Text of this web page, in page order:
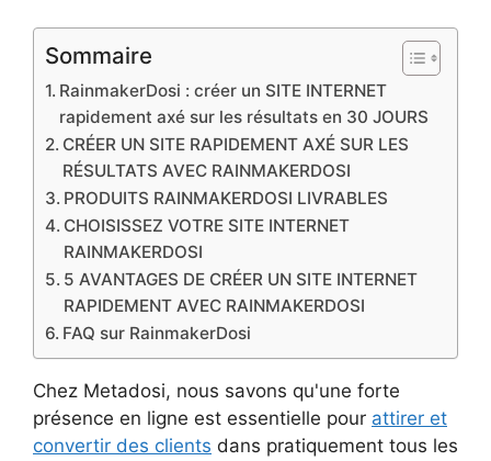
Sommaire
RainmakerDosi : créer un SITE INTERNET
rapidement axé sur les résultats en 30 JOURS
CRÉER UN SITE RAPIDEMENT AXÉ SUR LES
RÉSULTATS AVEC RAINMAKERDOSI
PRODUITS RAINMAKERDOSI LIVRABLES
CHOISISSEZ VOTRE SITE INTERNET
RAINMAKERDOSI
5 AVANTAGES DE CRÉER UN SITE INTERNET
RAPIDEMENT AVEC RAINMAKERDOSI
FAQ sur RainmakerDosi
Chez Metadosi, nous savons qu'une forte
présence en ligne est essentielle pour attirer et
convertir des clients dans pratiquement tous les